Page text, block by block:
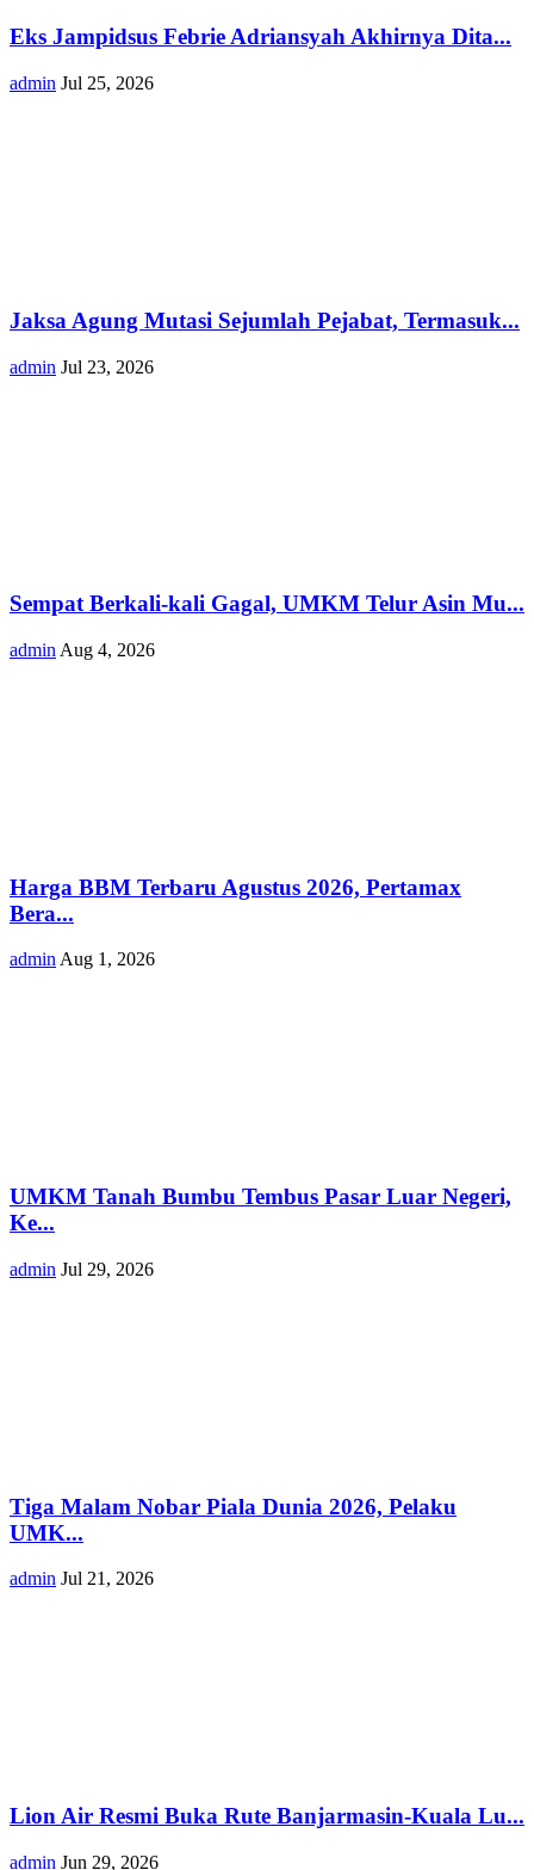
Eks Jampidsus Febrie Adriansyah Akhirnya Dita...
admin Jul 25, 2026
Jaksa Agung Mutasi Sejumlah Pejabat, Termasuk...
admin Jul 23, 2026
Sempat Berkali-kali Gagal, UMKM Telur Asin Mu...
admin Aug 4, 2026
Harga BBM Terbaru Agustus 2026, Pertamax
Bera...
admin Aug 1, 2026
UMKM Tanah Bumbu Tembus Pasar Luar Negeri,
Ke...
admin Jul 29, 2026
Tiga Malam Nobar Piala Dunia 2026, Pelaku
UMK...
admin Jul 21, 2026
Lion Air Resmi Buka Rute Banjarmasin-Kuala Lu...
admin Jun 29, 2026